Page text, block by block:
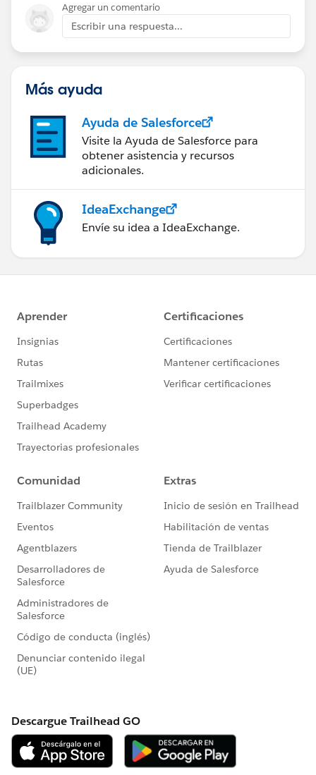
Agregar un comentario
Escribir una respuesta...
Más ayuda
Ayuda de Salesforce
Visite la Ayuda de Salesforce para
obtener asistencia y recursos
adicionales.
IdeaExchange
Envíe su idea a IdeaExchange.